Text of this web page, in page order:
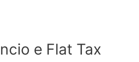
e Flat Tax